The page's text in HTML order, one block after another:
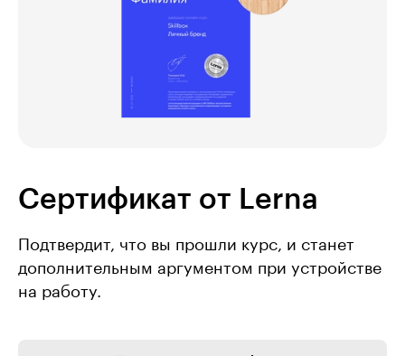
Сертификат от Lerna
Подтвердит, что вы прошли курс, и станет
дополнительным аргументом при устройстве
на работу.